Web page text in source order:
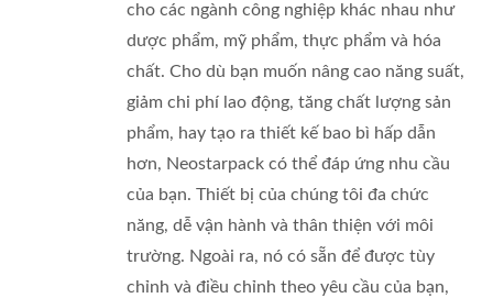
cho các ngành công nghiệp khác nhau như
dược phẩm, mỹ phẩm, thực phẩm và hóa
chất. Cho dù bạn muốn nâng cao năng suất,
giảm chi phí lao động, tăng chất lượng sản
phẩm, hay tạo ra thiết kế bao bì hấp dẫn
hơn, Neostarpack có thể đáp ứng nhu cầu
của bạn. Thiết bị của chúng tôi đa chức
năng, dễ vận hành và thân thiện với môi
trường. Ngoài ra, nó có sẵn để được tùy
chỉnh và điều chỉnh theo yêu cầu của bạn,